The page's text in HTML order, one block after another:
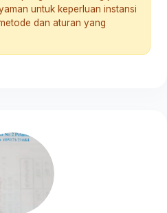
untuk keperluan instansi
dan aturan yang